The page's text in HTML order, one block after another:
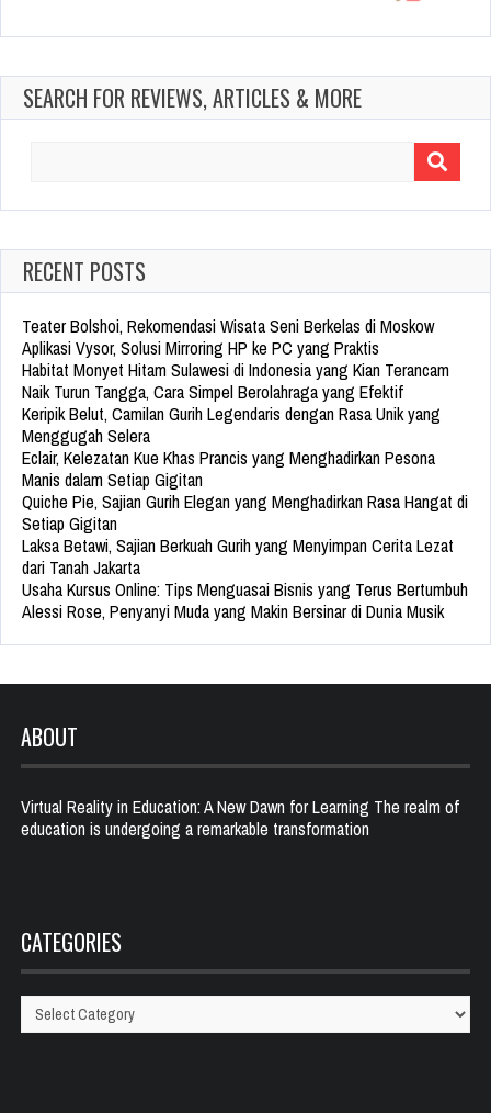
SEARCH FOR REVIEWS, ARTICLES & MORE
RECENT POSTS
Teater Bolshoi, Rekomendasi Wisata Seni Berkelas di Moskow
Aplikasi Vysor, Solusi Mirroring HP ke PC yang Praktis
Habitat Monyet Hitam Sulawesi di Indonesia yang Kian Terancam
Naik Turun Tangga, Cara Simpel Berolahraga yang Efektif
Keripik Belut, Camilan Gurih Legendaris dengan Rasa Unik yang
Menggugah Selera
Eclair, Kelezatan Kue Khas Prancis yang Menghadirkan Pesona
Manis dalam Setiap Gigitan
Quiche Pie, Sajian Gurih Elegan yang Menghadirkan Rasa Hangat di
Setiap Gigitan
Laksa Betawi, Sajian Berkuah Gurih yang Menyimpan Cerita Lezat
dari Tanah Jakarta
Usaha Kursus Online: Tips Menguasai Bisnis yang Terus Bertumbuh
Alessi Rose, Penyanyi Muda yang Makin Bersinar di Dunia Musik
ABOUT
Virtual Reality in Education: A New Dawn for Learning The realm of
education is undergoing a remarkable transformation
CATEGORIES
Categories